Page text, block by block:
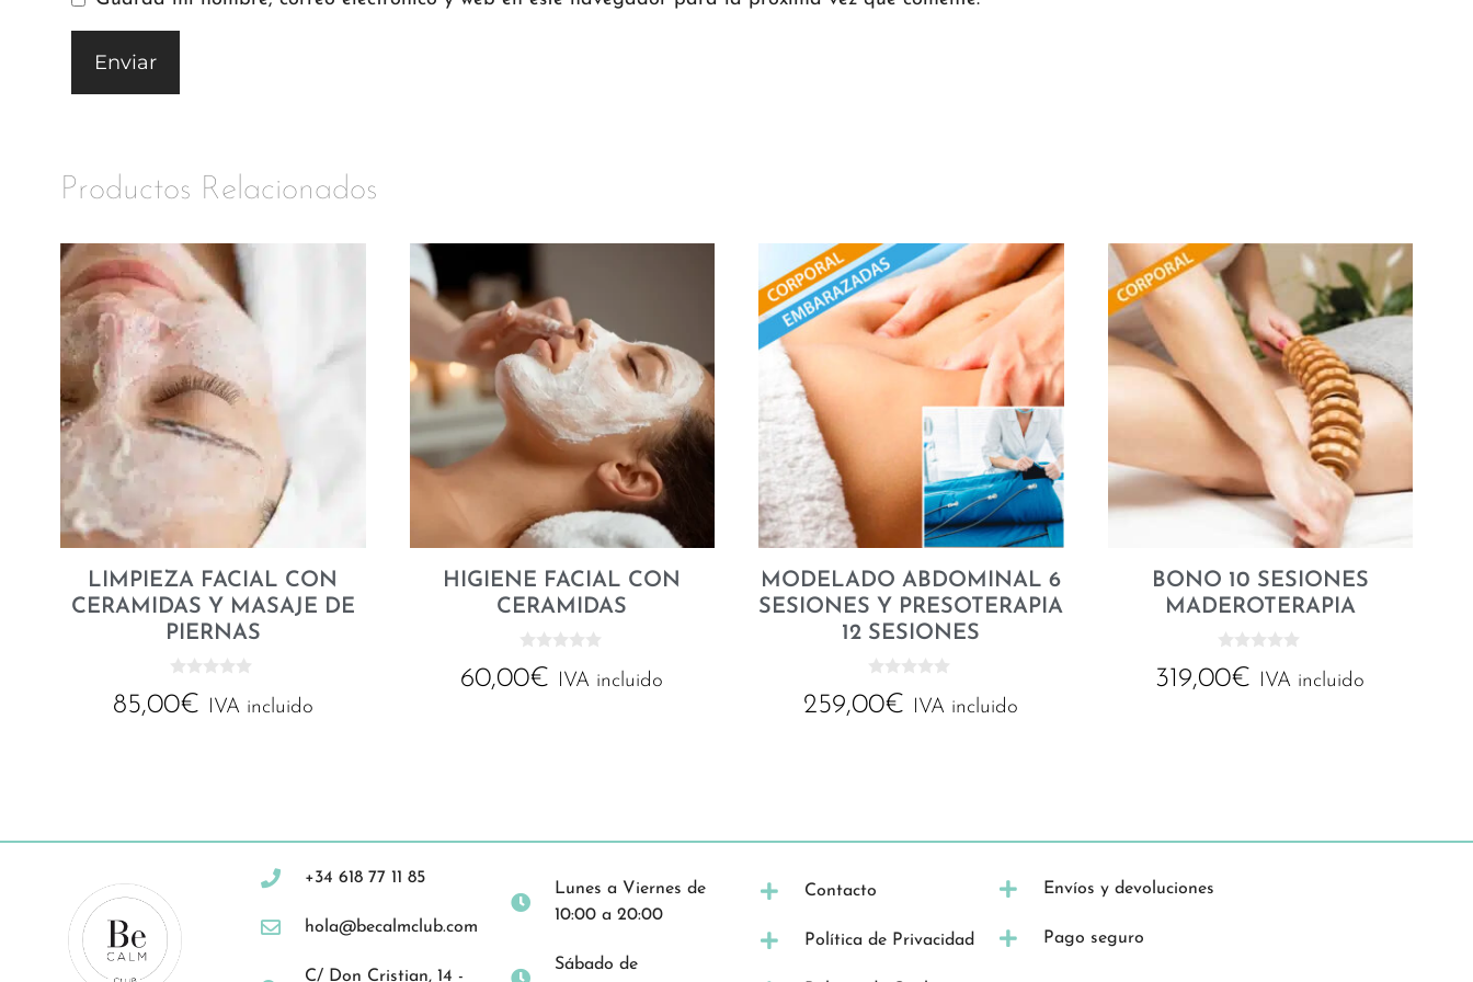
Productos Relacionados
LIMPIEZA FACIAL CON
CERAMIDAS Y MASAJE DE
PIERNAS
d
85,00€ IVA incluido
HIGIENE FACIAL CON
CERAMIDAS
d
60,00€ IVA incluido
MODELADO ABDOMINAL 6
SESIONES Y PRESOTERAPIA
12 SESIONES
d
259,00€ IVA incluido
BONO 10 SESIONES
MADEROTERAPIA
d
319,00€ IVA incluido
+34 618 77 11 85
hola@becalmclub.com
C/ Don Cristian, 14 -
Lunes a Viernes de
10:00 a 20:00
Sábado de
Contacto
Política de Privacidad
Envíos y devoluciones
Pago seguro